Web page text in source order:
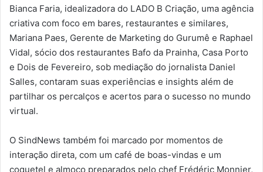
Bianca Faria, idealizadora do LADO B Criação, uma agência
criativa com foco em bares, restaurantes e similares,
Mariana Paes, Gerente de Marketing do Gurumê e Raphael
Vidal, sócio dos restaurantes Bafo da Prainha, Casa Porto
e Dois de Fevereiro, sob mediação do jornalista Daniel
Salles, contaram suas experiências e insights além de
partilhar os percalços e acertos para o sucesso no mundo
virtual.
O SindNews também foi marcado por momentos de
interação direta, com um café de boas-vindas e um
coquetel e almoço preparados pelo chef Frédéric Monnier,